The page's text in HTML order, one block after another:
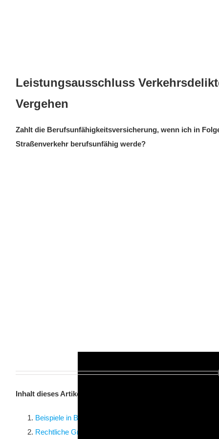
Leistungsausschluss
Vergehen
Zahlt die Berufsunfähigkeitsversicherung, wenn ich in
Straßenverkehr berufsunfähig werde?
Inhalt dieses Artikels
Beispiele in Bezug auf Verkehrsdelikte aus den
Rechtliche Grundlagen Verkehrsstraftaten